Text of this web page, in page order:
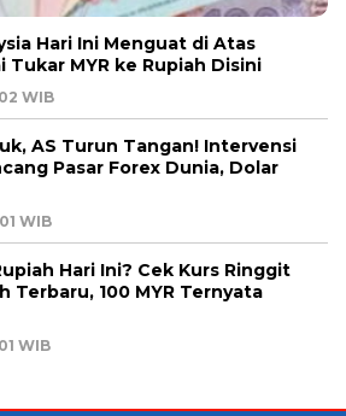
Hari Ini Menguat di Atas
Tukar MYR ke Rupiah Disini
WIB
AS Turun Tangan! Intervensi
Pasar Forex Dunia, Dolar
WIB
Hari Ini? Cek Kurs Ringgit
Terbaru, 100 MYR Ternyata
WIB